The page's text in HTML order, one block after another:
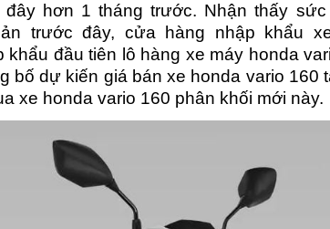
hơn 1 tháng trước. Nhận thấy
trước đây, cửa hàng nhập khẩu
đầu tiên lô hàng xe máy honda
bố dự kiến giá bán xe honda vario 160
xe honda vario 160 phân khối mới này.